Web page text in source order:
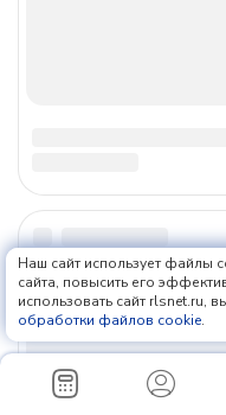
Лицензия
Вакансии
Авторы
Мы в соцсетях
Наш сайт использует файлы
сайта, повысить его
использовать сайт rlsnet.ru,
обработки файлов cookie.